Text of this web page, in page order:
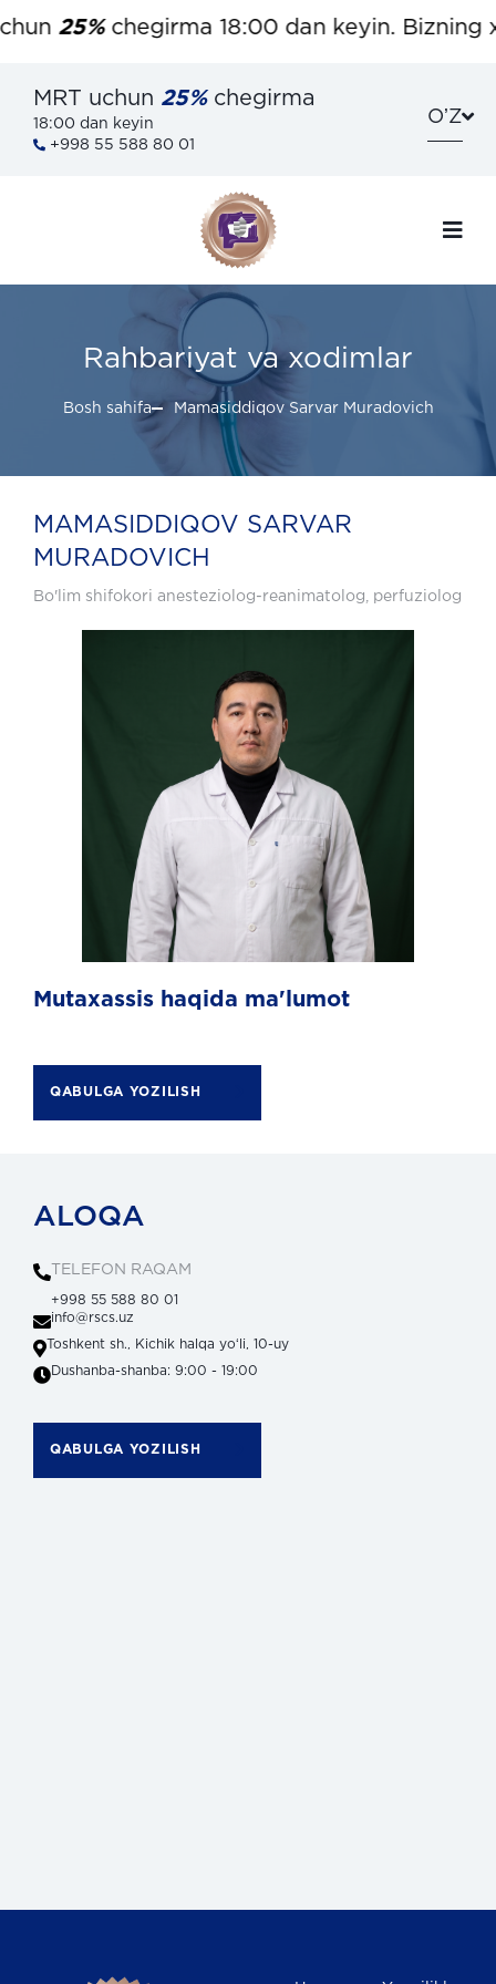
25%chegirma 18:00 dan keyin. Bizning
MRT uchun 25%chegirma
18:00 dan keyin
+998 55 588 80 01
OʼZ
Rahbariyat va xodimlar
Bosh sahifa Mamasiddiqov Sarvar Muradovich
MAMASIDDIQOV SARVAR
MURADOVICH
Bo'lim shifokori anesteziolog-reanimatolog, perfuziolog
Mutaxassis haqida ma'lumot
QABULGA YOZILISH
ALOQA
TELEFON RAQAM
+998 55 588 80 01
info@rscs.uz
Toshkent sh., Kichik halqa yoʻli, 10-uy
Dushanba-shanba: 9:00 - 19:00
QABULGA YOZILISH